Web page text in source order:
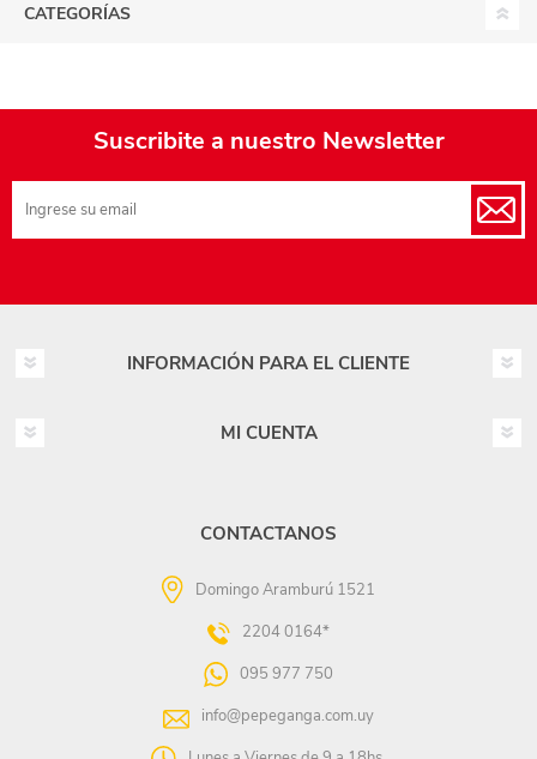
CATEGORÍAS
Suscribite a nuestro Newsletter
INFORMACIÓN PARA EL CLIENTE
MI CUENTA
CONTACTANOS
Domingo Aramburú 1521
2204 0164*
095 977 750
info@pepeganga.com.uy